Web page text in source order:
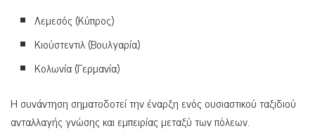
Λεμεσός (Κύπρος)
Κιούστεντιλ (Βουλγαρία)
Κολωνία (Γερμανία)
Η συνάντηση σηματοδοτεί την έναρξη ενός ουσιαστικού ταξιδιού
ανταλλαγής γνώσης και εμπειρίας μεταξύ των πόλεων.